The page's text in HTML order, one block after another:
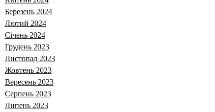
Березень 2024
Лютий 2024
Січень 2024
Грудень 2023
Листопад 2023
Жовтень 2023
Вересень 2023
Серпень 2023
Липень 2023